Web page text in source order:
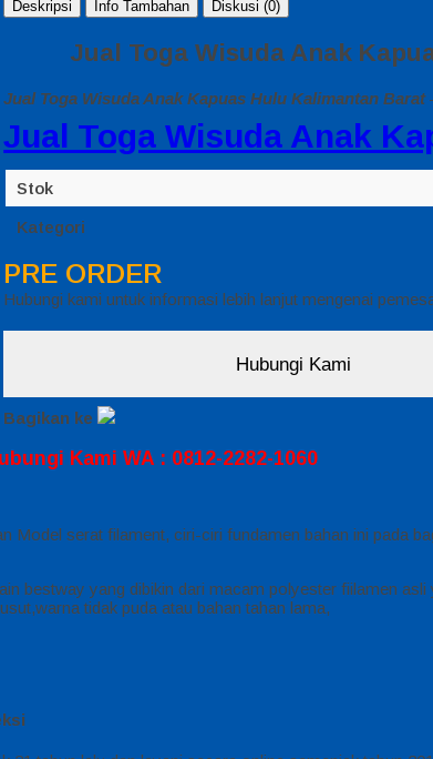
Jual Toga Wisuda Anak
Stok
Kategori
PRE ORDER
Hubungi kami untuk informasi lebih lanjut mengenai
Hubungi Kami
Bagikan ke
Deskripsi Info Tambahan Diskusi (0)
Jual Toga Wisuda Anak
Jual Toga Wisuda Anak Kapuas Hulu Kalimantan Barat
Kami WA : 0812-2282-1060
Model serat filament, ciri-ciri fundamen bahan ini pada
bestway yang dibikin dari macam polyester fiilamen
tidak puda atau bahan tahan lama,